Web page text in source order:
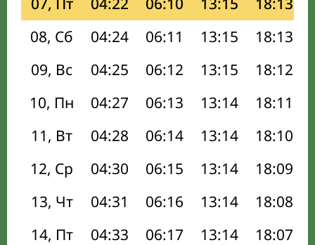
08, Сб
04:24 06:11 13:15 18:13
09, Вс
04:25 06:12 13:15 18:12
10, Пн
04:27 06:13 13:14 18:11
11, Вт
04:28 06:14 13:14 18:10
12, Ср
04:30 06:15 13:14 18:09
13, Чт
04:31 06:16 13:14 18:08
14, Пт
04:33 06:17 13:14 18:07